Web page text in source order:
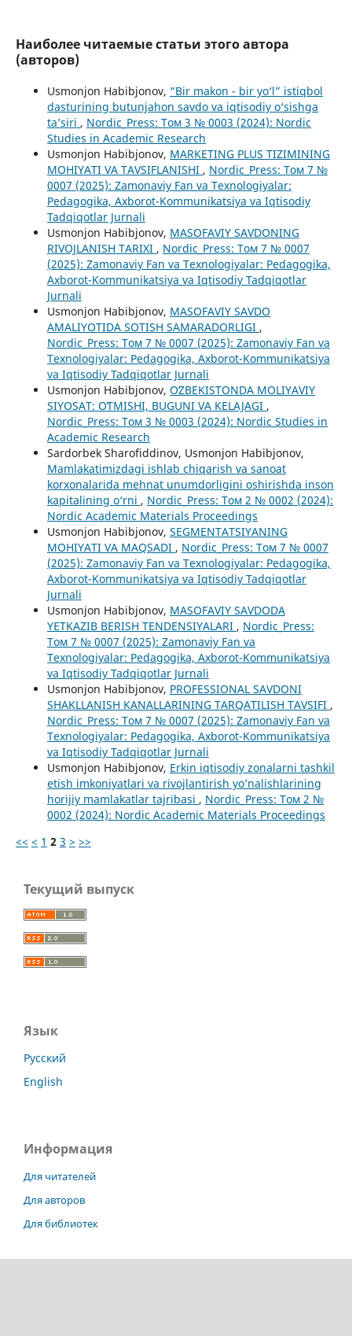
Наиболее читаемые статьи этого автора
(авторов)
Usmonjon Habibjonov, “Bir makon - bir yo‘l” istiqbol
dasturining butunjahon savdo va iqtisodiy o‘sishga
ta’siri , Nordic_Press: Том 3 № 0003 (2024): Nordic
Studies in Academic Research
Usmonjon Habibjonov, MARKETING PLUS TIZIMINING
MOHIYATI VA TAVSIFLANISHI , Nordic_Press: Том 7 №
0007 (2025): Zamonaviy Fan va Texnologiyalar:
Pedagogika, Axborot-Kommunikatsiya va Iqtisodiy
Tadqiqotlar Jurnali
Usmonjon Habibjonov, MASOFAVIY SAVDONING
RIVOJLANISH TARIXI , Nordic_Press: Том 7 № 0007
(2025): Zamonaviy Fan va Texnologiyalar: Pedagogika,
Axborot-Kommunikatsiya va Iqtisodiy Tadqiqotlar
Jurnali
Usmonjon Habibjonov, MASOFAVIY SAVDO
AMALIYOTIDA SOTISH SAMARADORLIGI ,
Nordic_Press: Том 7 № 0007 (2025): Zamonaviy Fan va
Texnologiyalar: Pedagogika, Axborot-Kommunikatsiya
va Iqtisodiy Tadqiqotlar Jurnali
Usmonjon Habibjonov, OʻZBEKISTONDA MOLIYAVIY
SIYOSAT: OʻTMISHI, BUGUNI VA KELAJAGI ,
Nordic_Press: Том 3 № 0003 (2024): Nordic Studies in
Academic Research
Sardorbek Sharofiddinov, Usmonjon Habibjonov,
Mamlakatimizdagi ishlab chiqarish va sanoat
korxonalarida mehnat unumdorligini oshirishda inson
kapitalining o‘rni , Nordic_Press: Том 2 № 0002 (2024):
Nordic Academic Materials Proceedings
Usmonjon Habibjonov, SEGMENTATSIYANING
MOHIYATI VA MAQSADI , Nordic_Press: Том 7 № 0007
(2025): Zamonaviy Fan va Texnologiyalar: Pedagogika,
Axborot-Kommunikatsiya va Iqtisodiy Tadqiqotlar
Jurnali
Usmonjon Habibjonov, MASOFAVIY SAVDODA
YETKAZIB BERISH TENDENSIYALARI , Nordic_Press:
Том 7 № 0007 (2025): Zamonaviy Fan va
Texnologiyalar: Pedagogika, Axborot-Kommunikatsiya
va Iqtisodiy Tadqiqotlar Jurnali
Usmonjon Habibjonov, PROFESSIONAL SAVDONI
SHAKLLANISH KANALLARINING TARQATILISH TAVSIFI ,
Nordic_Press: Том 7 № 0007 (2025): Zamonaviy Fan va
Texnologiyalar: Pedagogika, Axborot-Kommunikatsiya
va Iqtisodiy Tadqiqotlar Jurnali
Usmonjon Habibjonov, Erkin iqtisodiy zonalarni tashkil
etish imkoniyatlari va rivojlantirish yo’nalishlarining
horijiy mamlakatlar tajribasi , Nordic_Press: Том 2 №
0002 (2024): Nordic Academic Materials Proceedings
<< < 1 2 3 > >>
Текущий выпуск
Язык
Русский
English
Информация
Для читателей
Для авторов
Для библиотек